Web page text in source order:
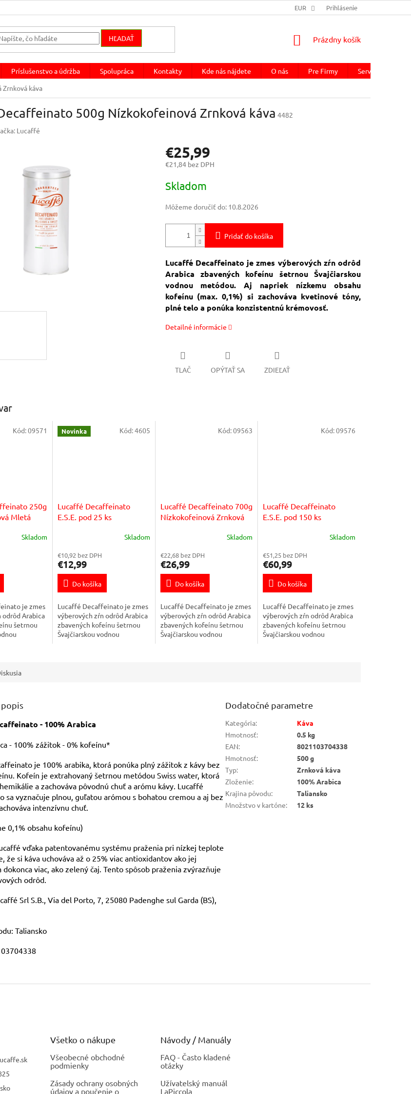
EUR Prihlásenie
HĽADAŤ
NÁKUPNÝ
Prázdny košík
Príslušenstvo a údržba Spolupráca Kontakty Kde nás nájdete O nás Pre Firmy
Servis kávovaru
káva
500g Nízkokofeinová Zrnková káva 4482
Lucaffé
€25,99
€21,84 bez DPH
cena:
Skladom
Môžeme doručiť do: 10.8.2026
Pridať do košíka
Lucaffé Decaffeinato je zmes výberových zŕn odrôd
Arabica zbavených kofeínu šetrnou Švajčiarskou
vodnou metódou. Aj napriek nízkemu obsahu
kofeínu (max. 0,1%) si zachováva kvetinové tóny,
plné telo a ponúka konzistentnú krémovosť.
Detailné informácie
TLAČ OPÝTAŤ SA ZDIEĽAŤ
250g
Mletá
Skladom
je zmes
odrôd Arabica
šetrnou
Kód:09571 Novinka
Lucaffé Decaffeinato
E.S.E. pod 25 ks
Skladom
€10,92 bez DPH
€12,99
Do košíka
Lucaffé Decaffeinato je zmes
výberových zŕn odrôd Arabica
zbavených kofeínu šetrnou
Švajčiarskou vodnou
Kód:4605
Lucaffé Decaffeinato 700g
Nízkokofeinová Zrnková
Skladom
€22,68 bez DPH
€26,99
Do košíka
Lucaffé Decaffeinato je zmes
výberových zŕn odrôd Arabica
zbavených kofeínu šetrnou
Švajčiarskou vodnou
Kód:09563
Lucaffé Decaffeinato
E.S.E. pod 150 ks
Skladom
€51,25 bez DPH
€60,99
Do košíka
Lucaffé Decaffeinato je zmes
výberových zŕn odrôd Arabica
zbavených kofeínu šetrnou
Švajčiarskou vodnou
Kód:09576
- 100% Arabica
- 100% zážitok - 0% kofeínu*
je 100% arabika, ktorá ponúka plný zážitok z kávy bez
Kofeín je extrahovaný šetrnou metódou Swiss water, ktorá
a zachováva pôvodnú chuť a arómu kávy. Lucaffé
sa vyznačuje plnou, guľatou arómou s bohatou cremou a aj bez
intenzívnu chuť.
0,1% obsahu kofeínu)
vďaka patentovanému systému praženia pri nízkej teplote
že si káva uchováva až o 25% viac antioxidantov ako jej
dokonca viac, ako zelený čaj. Tento spôsob praženia zvýrazňuje
odrôd.
Srl S.B., Via del Porto, 7, 25080 Padenghe sul Garda (BS),
Taliansko
Dodatočné parametre
Kategória:
Káva
Hmotnosť:
0.5 kg
EAN:
8021103704338
Hmotnosť:
500 g
Typ:
Zrnková káva
Zloženie:
100% Arabica
Krajina pôvodu:
Taliansko
Množstvo v kartóne: 12 ks
Všetko o nákupe
Všeobecné obchodné
podmienky
Zásady ochrany osobných
údajov a poučenie o
Návody / Manuály
FAQ - Často kladené
otázky
Užívatelský manuál
LaPiccola